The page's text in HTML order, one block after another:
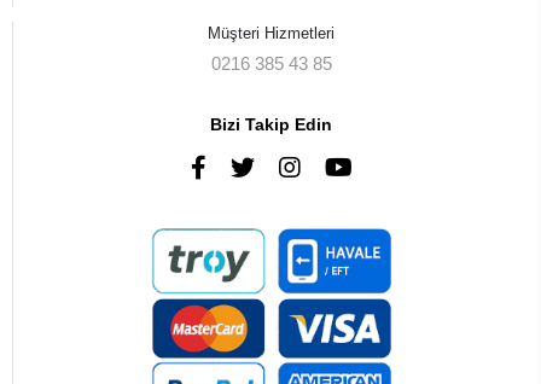
Müşteri Hizmetleri
0216 385 43 85
Bizi Takip Edin